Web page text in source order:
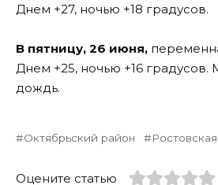
Днем +27, ночью +18 градусов.
В пятницу, 26 июня,
Днем +25, ночью +16 градусов.
дождь.
Октябрьский район
Оцените статью